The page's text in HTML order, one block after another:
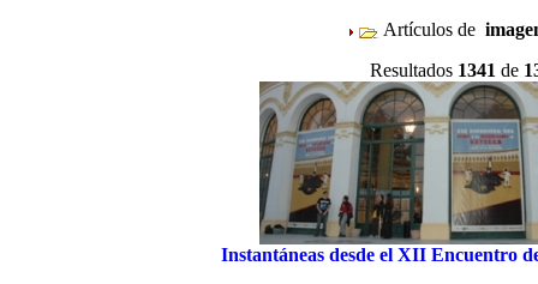
Artículos de
Resultados 1341 de
Instantáneas desde el XII Encuentro